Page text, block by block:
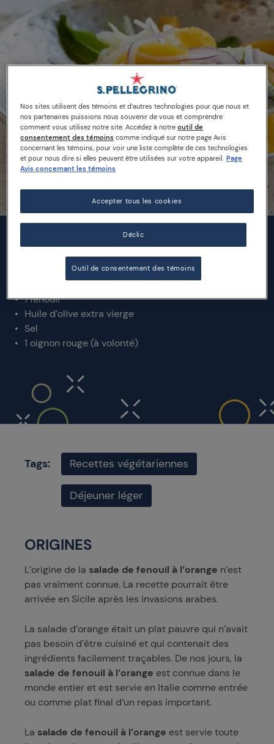
INGRÉDIENTS
3 oranges
1 fenouil
Huile d’olive extra vierge
Sel
1 oignon rouge (à volonté)
Tags: Recettes végétariennes
Déjeuner léger
ORIGINES
L’origine de la salade de fenouil à l’orange n’est
pas vraiment connue. La recette pourrait être
arrivée en Sicile après les invasions arabes.
La salade d’orange était un plat pauvre qui n’avait
pas besoin d’être cuisiné et qui contenait des
ingrédients facilement traçables. De nos jours, la
salade de fenouil à l’orange est connue dans le
monde entier et est servie en Italie comme entrée
ou comme plat final d’un repas important.
La salade de fenouil à l’orange est servie toute
Nos sites utilisent des témoins et d’autres technologies pour que nous et
nos partenaires puissions nous souvenir de vous et comprendre
comment vous utilisez notre site. Accédez à notreoutil de
consentement des témoins comme indiqué sur notre page Avis
concernant les témoins, pour voir une liste complète de ces technologies
et pour nous dire si elles peuvent être utilisées sur votre appareil. Page
Avis concernant les témoins
Déclic
Accepter tous les cookies
Outil de consentement des témoins